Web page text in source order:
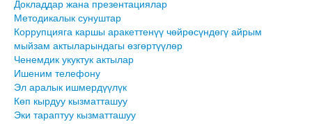
Докладдар жана презентациялар
Методикалык сунуштар
Коррупцияга каршы аракеттенүү чөйрөсүндөгү айрым
мыйзам актыларындагы өзгөртүүлөр
Ченемдик укуктук актылар
Ишеним телефону
Эл аралык ишмердүүлүк
Көп кырдуу кызматташуу
Эки тараптуу кызматташуу